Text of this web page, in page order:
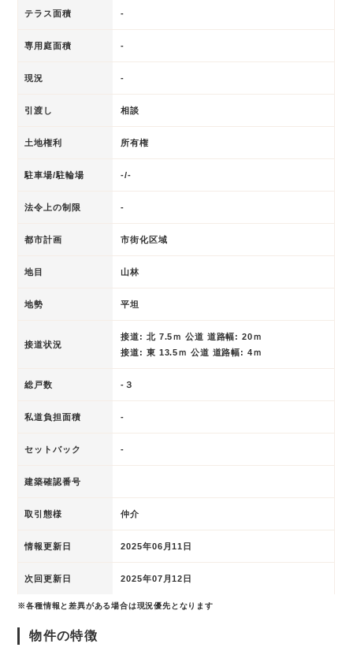
テラス面積 -
専用庭面積 -
現況 -
引渡し 相談
土地権利 所有権
駐車場/駐輪場 -/-
法令上の制限 -
都市計画 市街化区域
地目 山林
地勢 平坦
接道状況
接道: 北 7.5ｍ 公道 道路幅: 20ｍ
接道: 東 13.5ｍ 公道 道路幅: 4ｍ
総戸数 -３
私道負担面積 -
セットバック -
建築確認番号
取引態様 仲介
情報更新日 2025年06月11日
次回更新日 2025年07月12日
※各種情報と差異がある場合は現況優先となります
物件の特徴